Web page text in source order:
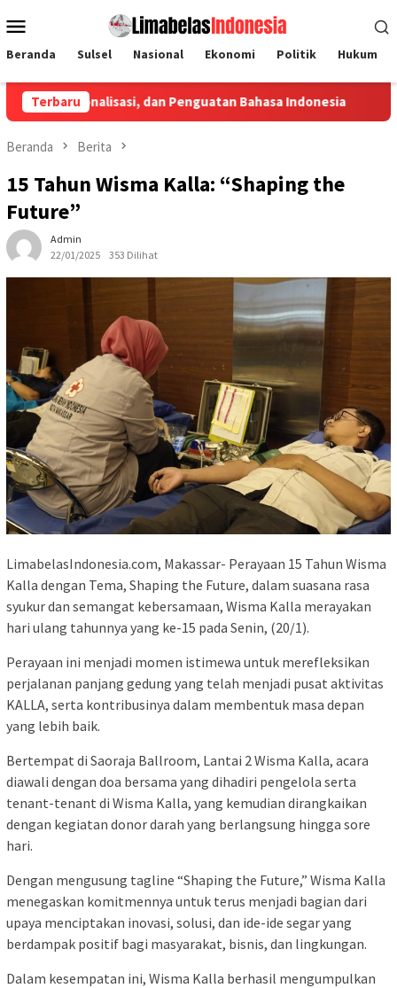
ke
Mobile
Beranda Sulsel Nasional Ekonomi Politik Hukum
Terbaru
dan Penguatan Bahasa Indonesia Penyaluran
Beranda Berita
15 Tahun Wisma Kalla: “Shaping the
Future”
Admin
22/01/2025
353 Dilihat
LimabelasIndonesia.com, Makassar- Perayaan 15 Tahun Wisma
Kalla dengan Tema, Shaping the Future, dalam suasana rasa
syukur dan semangat kebersamaan, Wisma Kalla merayakan
hari ulang tahunnya yang ke-15 pada Senin, (20/1).
Perayaan ini menjadi momen istimewa untuk merefleksikan
perjalanan panjang gedung yang telah menjadi pusat aktivitas
KALLA, serta kontribusinya dalam membentuk masa depan
yang lebih baik.
Bertempat di Saoraja Ballroom, Lantai 2 Wisma Kalla, acara
diawali dengan doa bersama yang dihadiri pengelola serta
tenant-tenant di Wisma Kalla, yang kemudian dirangkaikan
dengan kegiatan donor darah yang berlangsung hingga sore
hari.
Dengan mengusung tagline “Shaping the Future,” Wisma Kalla
menegaskan komitmennya untuk terus menjadi bagian dari
upaya menciptakan inovasi, solusi, dan ide-ide segar yang
berdampak positif bagi masyarakat, bisnis, dan lingkungan.
Dalam kesempatan ini, Wisma Kalla berhasil mengumpulkan